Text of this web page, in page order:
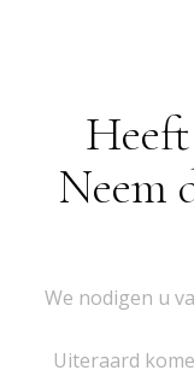
Neem
We nodigen u
Uiteraard